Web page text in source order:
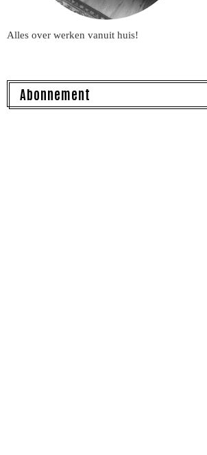
Alles over werken vanuit huis!
Abonnement